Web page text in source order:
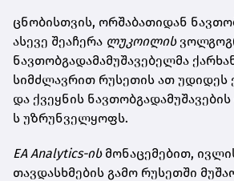
ცნობისთვის, ორშაბათიდან
ასევე შეაჩერა ლუკოილის
ნავთობგადამამუშავებელმა
სიმძლავრით რუსეთის ათ უდიდეს
და ქვეყნის
ს უზრუნველყოფს.
EA Analytics-ისმონაცემებით,
თავდასხმების გამო რუსეთში